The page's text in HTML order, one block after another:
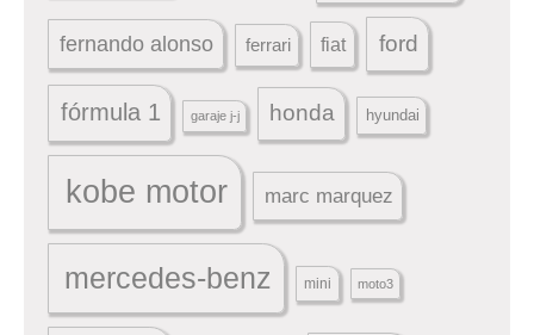
fernando alonso ferrari fiat ford
fórmula 1 garaje j-j honda hyundai
kobe motor marc marquez
mercedes-benz mini moto3